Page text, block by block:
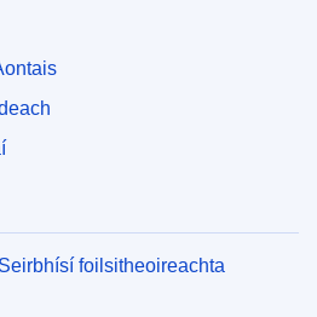
foilsitheoireachta